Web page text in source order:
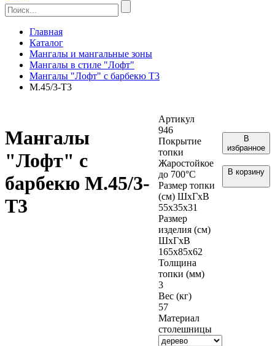
Главная
Каталог
Мангалы и мангальные зоны
Мангалы в стиле "Лофт"
Мангалы "Лофт" с барбекю Т3
М.45/3-Т3
Мангалы
"Лофт" с
барбекю М.45/3-
Т3
Артикул
946
Покрытие
топки
Жаростойкое
до 700°С
Размер топки
(см) ШхГхВ
55х35х31
Размер
изделия (см)
ШхГхВ
165х85х62
Толщина
топки (мм)
3
Вес (кг)
57
Материал
столешницы
В
избранное
В корзину